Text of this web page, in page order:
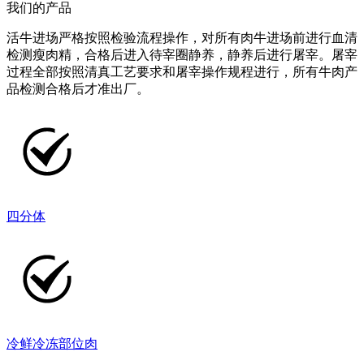
我们的产品
活牛进场严格按照检验流程操作，对所有肉牛进场前进行血清
检测瘦肉精，合格后进入待宰圈静养，静养后进行屠宰。屠宰
过程全部按照清真工艺要求和屠宰操作规程进行，所有牛肉产
品检测合格后才准出厂。
四分体
冷鲜冷冻部位肉